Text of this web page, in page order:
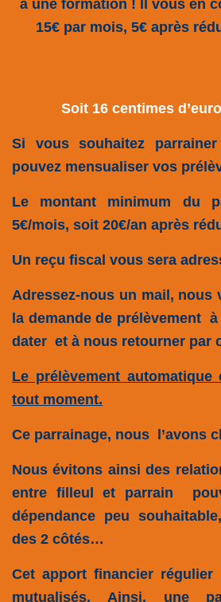
à une formation ! Il vous en
15€ par mois, 5€ après
Soit 16 centimes
Si vous souhaitez
pouvez mensualiser vos
Le montant minimum du
5€/mois, soit 20€/an après
Un reçu fiscal vous sera
Adressez-nous un mail, nous
la demande de prélèvement
dater et à nous retourner par
Le prélèvement
tout moment.
Ce parrainage, nous l’avons
Nous évitons ainsi des
entre filleul et parrain
dépendance peu
des 2 côtés…
Cet apport financier
mutualisés. Ainsi, une